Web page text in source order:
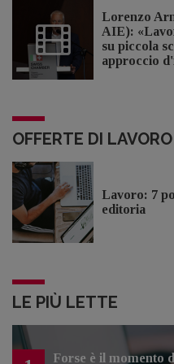
Lorenzo
AIE):
su piccola
approccio
OFFERTE DI LAVORO
Lavoro: 7
editoria
LE PIÙ LETTE
Forse è il momento